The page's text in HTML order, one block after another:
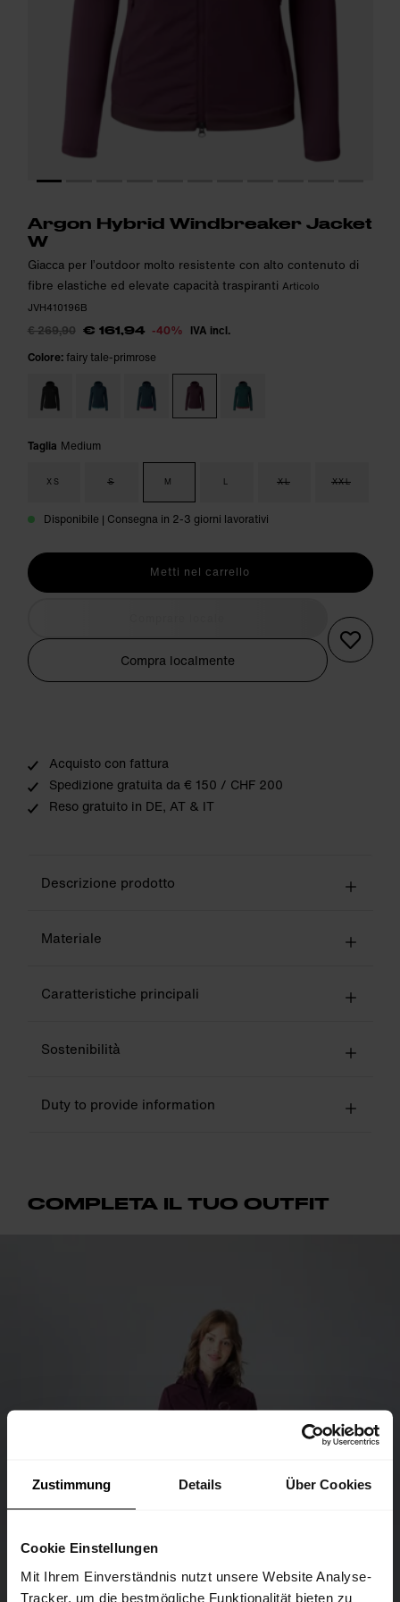
Zustimmung Details Über Cookies
Cookie Einstellungen
Mit Ihrem Einverständnis nutzt unsere Website Analyse-
Tracker, um die bestmögliche Funktionalität bieten zu
Argon Hybrid Windbreaker Jacket
W
Giacca per l’outdoor molto resistente con alto contenuto di
fibre elastiche ed elevate capacità traspiranti Articolo
JVH410196B
€ 269,90 € 161,94 -40% IVA incl.
Colore: fairy tale-primrose
Taglia Medium
XS S M L XL XXL
Disponibile | Consegna in 2-3 giorni lavorativi
Metti nel carrello
Compra localmente
Acquisto con fattura
Spedizione gratuita da € 150 / CHF 200
Reso gratuito in DE, AT & IT
Descrizione prodotto
Materiale
Caratteristiche principali
Sostenibilità
Duty to provide information
COMPLETA IL TUO OUTFIT